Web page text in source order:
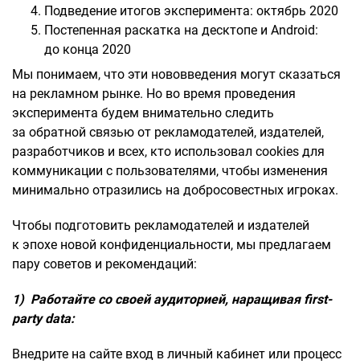
Подведение итогов эксперимента: октябрь 2020
Постепенная раскатка на десктопе и Android:
до конца 2020
Мы понимаем, что эти нововведения могут сказаться
на рекламном рынке. Но во время проведения
эксперимента будем внимательно следить
за обратной связью от рекламодателей, издателей,
разработчиков и всех, кто использовал cookies для
коммуникации с пользователями, чтобы изменения
минимально отразились на добросовестных игроках.
Чтобы подготовить рекламодателей и издателей
к эпохе новой конфиденциальности, мы предлагаем
пару советов и рекомендаций:
1) Работайте со своей аудиторией, наращивая first-
party data:
Внедрите на сайте вход в личный кабинет или процесс